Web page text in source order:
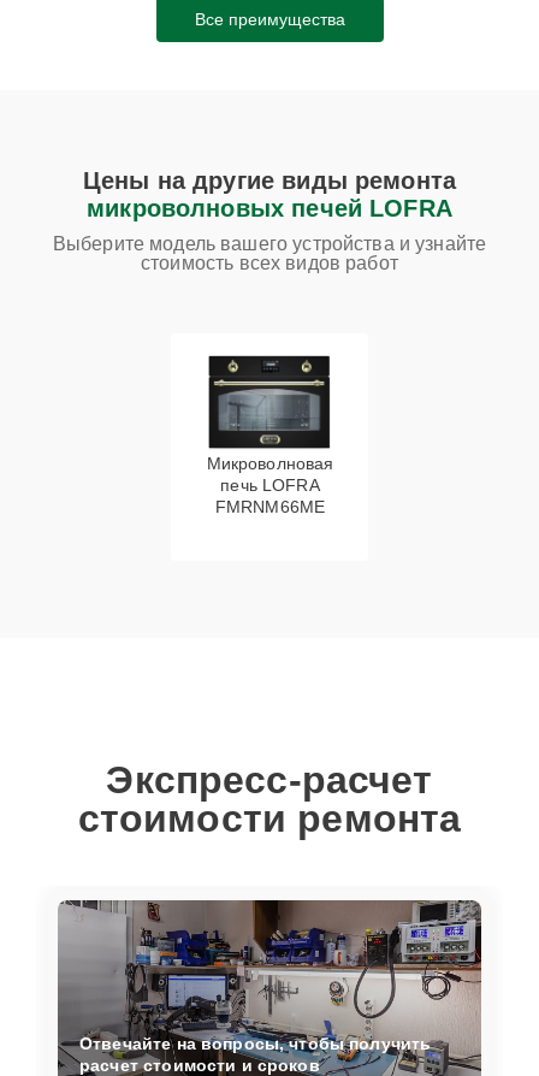
Все преимущества
Цены на другие виды ремонта
микроволновых печей LOFRA
Выберите модель вашего устройства и узнайте
стоимость всех видов работ
Микроволновая
печь LOFRA
FMRNM66ME
Экспресс-расчет
стоимости ремонта
Отвечайте на вопросы, чтобы получить
расчет стоимости и сроков